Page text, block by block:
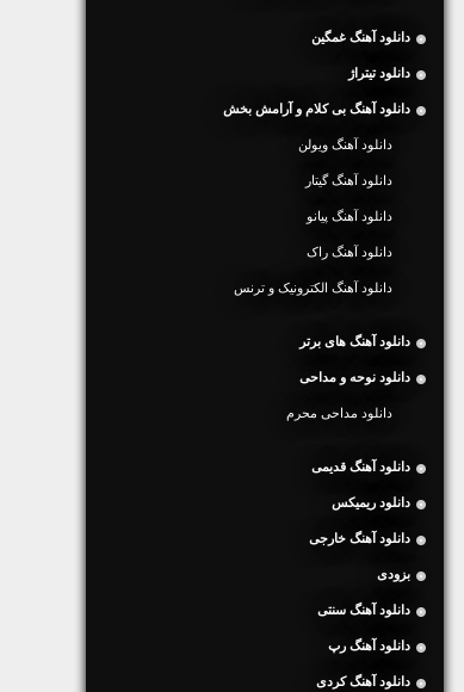
دانلود آهنگ غمگین
دانلود تیتراژ
دانلود آهنگ بی کلام و آرامش بخش
دانلود آهنگ ویولن
دانلود آهنگ گیتار
دانلود آهنگ پیانو
دانلود آهنگ راک
دانلود آهنگ الکترونیک و ترنس
دانلود آهنگ های برتر
دانلود نوحه و مداحی
دانلود مداحی محرم
دانلود آهنگ قدیمی
دانلود ریمیکس
دانلود آهنگ خارجی
بزودی
دانلود آهنگ سنتی
دانلود آهنگ رپ
دانلود آهنگ کردی